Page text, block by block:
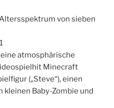
von sieben
atmosphärische
Minecraft
(„Steve“), einen
kleinen Baby-Zombie und